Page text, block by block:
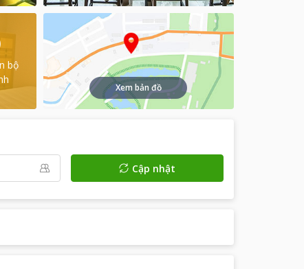
bộ
Xem bản đồ
Cập nhật